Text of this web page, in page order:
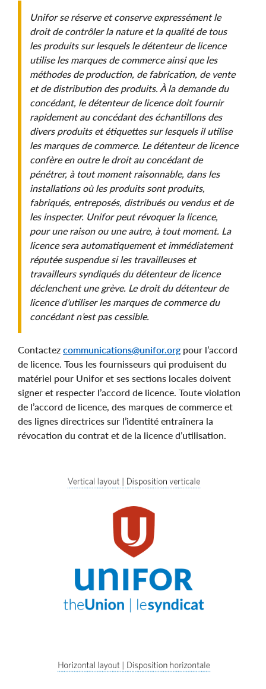
Unifor se réserve et conserve expressément le
droit de contrôler la nature et la qualité de tous
les produits sur lesquels le détenteur de licence
utilise les marques de commerce ainsi que les
méthodes de production, de fabrication, de vente
et de distribution des produits. À la demande du
concédant, le détenteur de licence doit fournir
rapidement au concédant des échantillons des
divers produits et étiquettes sur lesquels il utilise
les marques de commerce. Le détenteur de licence
confère en outre le droit au concédant de
pénétrer, à tout moment raisonnable, dans les
installations où les produits sont produits,
fabriqués, entreposés, distribués ou vendus et de
les inspecter. Unifor peut révoquer la licence,
pour une raison ou une autre, à tout moment. La
licence sera automatiquement et immédiatement
réputée suspendue si les travailleuses et
travailleurs syndiqués du détenteur de licence
déclenchent une grève. Le droit du détenteur de
licence d’utiliser les marques de commerce du
concédant n’est pas cessible.
Contactez communications@unifor.org pour l’accord
de licence. Tous les fournisseurs qui produisent du
matériel pour Unifor et ses sections locales doivent
signer et respecter l’accord de licence. Toute violation
de l’accord de licence, des marques de commerce et
des lignes directrices sur l’identité entraînera la
révocation du contrat et de la licence d’utilisation.